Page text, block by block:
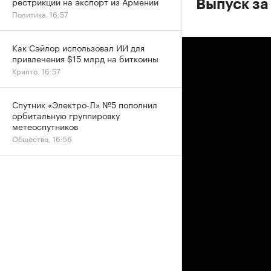
Выпуск
Политика, 16:57
Как Сэйлор использовал ИИ для
привлечения $15 млрд на биткоины
Крипто, 16:57
Спутник «Электро-Л» №5 пополнил
орбитальную группировку
метеоспутников
Общество, 16:56